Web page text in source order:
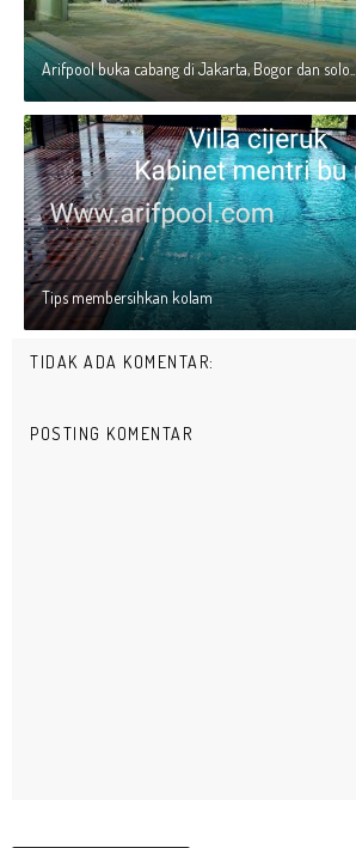
Arifpool buka cabang di Jakarta, Bogor dan solo..
Tips membersihkan kolam
TIDAK ADA KOMENTAR:
POSTING KOMENTAR